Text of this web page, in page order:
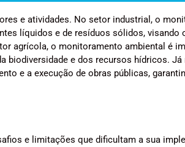
e atividades. No setor industrial, o
líquidos e de resíduos sólidos, visando
agrícola, o monitoramento ambiental é
biodiversidade e dos recursos hídricos. Já
e a execução de obras públicas,
e limitações que dificultam a sua